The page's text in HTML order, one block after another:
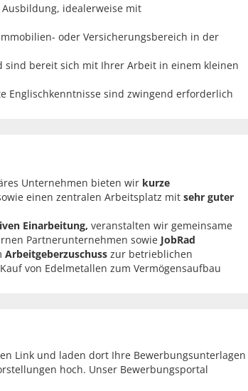
idealerweise mit
oder Versicherungsbereich in der
sind bereit sich mit Ihrer Arbeit in einem kleinen
Englischkenntnisse sind zwingend erforderlich
Unternehmen bieten wir kurze
einen zentralen Arbeitsplatz mit sehr guter
Einarbeitung, veranstalten wir gemeinsame
Partnerunternehmen sowie JobRad
Arbeitgeberzuschuss zur betrieblichen
von Edelmetallen zum Vermögensaufbau
Link und laden dort Ihre Bewerbungsunterlagen
hoch. Unser Bewerbungsportal